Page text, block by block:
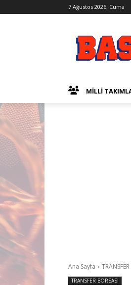
7 Ağustos 2026, Cuma
MİLLİ
Ana Sayfa
TRANSFER BORSASI